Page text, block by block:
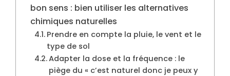
bon sens : bien utiliser les alternatives
chimiques naturelles
Prendre en compte la pluie, le vent et le
type de sol
Adapter la dose et la fréquence : le
piège du « c’est naturel donc je peux y